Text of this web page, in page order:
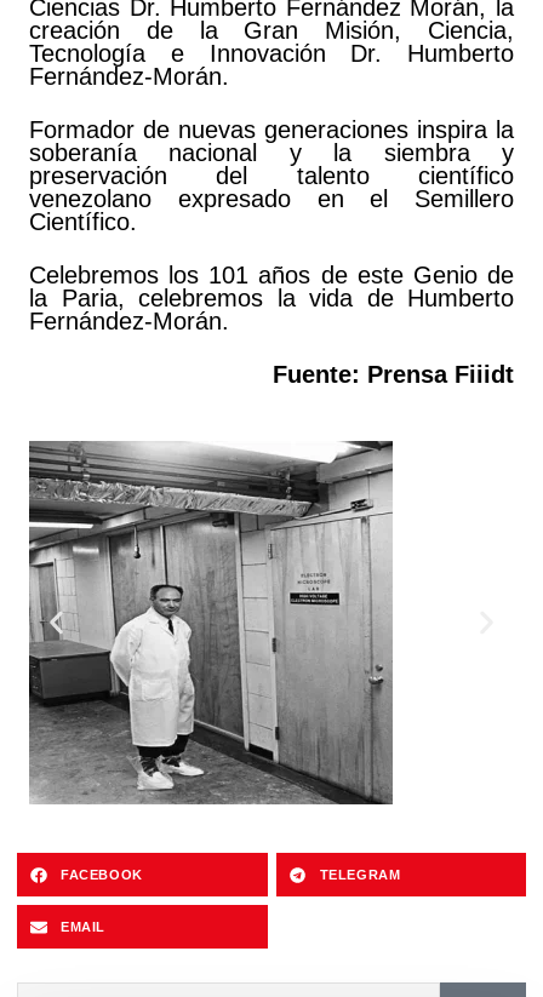
Ciencias Dr. Humberto Fernández Morán, la
creación de la Gran Misión, Ciencia,
Tecnología e Innovación Dr. Humberto
Fernández-Morán.
Formador de nuevas generaciones inspira la
soberanía nacional y la siembra y
preservación del talento científico
venezolano expresado en el Semillero
Científico.
Celebremos los 101 años de este Genio de
la Paria, celebremos la vida de Humberto
Fernández-Morán.
Fuente: Prensa Fiiidt
FACEBOOK TELEGRAM
EMAIL